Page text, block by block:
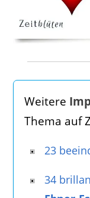
Weitere
Thema auf
23
34